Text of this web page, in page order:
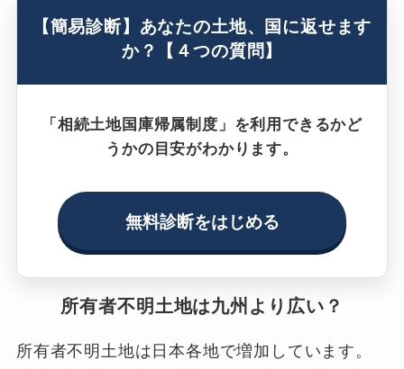
【簡易診断】あなたの土地、国に返せます
か？【４つの質問】
「相続土地国庫帰属制度」を利用できるかど
うかの目安がわかります。
無料診断をはじめる
所有者不明土地は九州より広い？
所有者不明土地は日本各地で増加しています。